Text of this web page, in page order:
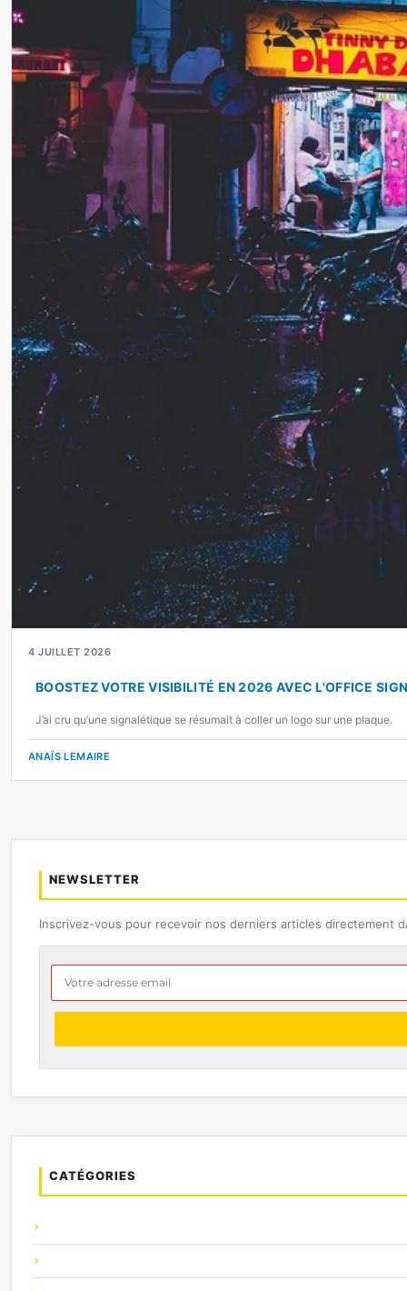
4 JUILLET 2026
BOOSTEZ VOTRE VISIBILITÉ EN 2026 AVEC L'OFFICE
J’ai cru qu’une signalétique se résumait à coller un logo sur une plaque.
ANAÏS LEMAIRE
NEWSLETTER
Inscrivez-vous pour recevoir nos derniers articles directement
CATÉGORIES